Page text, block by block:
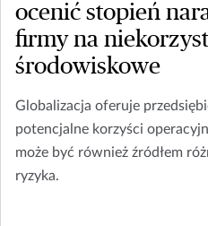
ocenić stopień
firmy na
środowiskowe
Globalizacja oferuje
potencjalne korzyści
może być również źródłem
ryzyka.